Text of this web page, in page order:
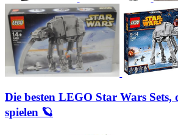
Die besten LEGO Star Wars
spielen 🪐